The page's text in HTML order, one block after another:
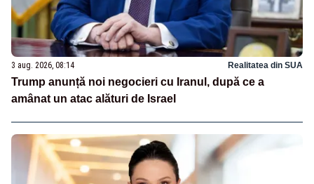
3 aug. 2026, 08:14 Realitatea din SUA
Trump anunță noi negocieri cu Iranul, după ce a
amânat un atac alături de Israel